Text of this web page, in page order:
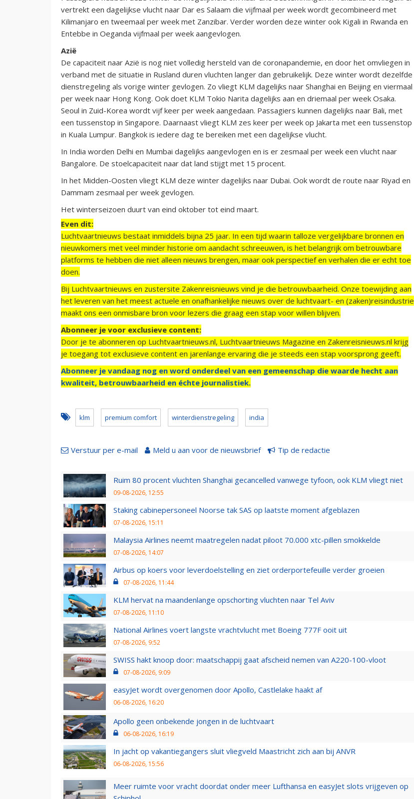
vertrekt een dagelijkse vlucht naar Dar es Salaam die vijfmaal per week wordt gecombineerd met
Kilimanjaro en tweemaal per week met Zanzibar. Verder worden deze winter ook Kigali in Rwanda en
Entebbe in Oeganda vijfmaal per week aangevlogen.
Azië
De capaciteit naar Azië is nog niet volledig hersteld van de coronapandemie, en door het omvliegen in
verband met de situatie in Rusland duren vluchten langer dan gebruikelijk. Deze winter wordt dezelfde
dienstregeling als vorige winter gevlogen. Zo vliegt KLM dagelijks naar Shanghai en Beijing en viermaal
per week naar Hong Kong. Ook doet KLM Tokio Narita dagelijks aan en driemaal per week Osaka.
Seoul in Zuid-Korea wordt vijf keer per week aangedaan. Passagiers kunnen dagelijks naar Bali, met
een tussenstop in Singapore. Daarnaast vliegt KLM zes keer per week op Jakarta met een tussenstop
in Kuala Lumpur. Bangkok is iedere dag te bereiken met een dagelijkse vlucht.
In India worden Delhi en Mumbai dagelijks aangevlogen en is er zesmaal per week een vlucht naar
Bangalore. De stoelcapaciteit naar dat land stijgt met 15 procent.
In het Midden-Oosten vliegt KLM deze winter dagelijks naar Dubai. Ook wordt de route naar Riyad en
Dammam zesmaal per week gevlogen.
Het winterseizoen duurt van eind oktober tot eind maart.
Even dit:
Luchtvaartnieuws bestaat inmiddels bijna 25 jaar. In een tijd waarin talloze vergelijkbare bronnen en
nieuwkomers met veel minder historie om aandacht schreeuwen, is het belangrijk om betrouwbare
platforms te hebben die niet alleen nieuws brengen, maar ook perspectief en verhalen die er echt toe
doen.
Bij Luchtvaartnieuws en zustersite Zakenreisnieuws vind je die betrouwbaarheid. Onze toewijding aan
het leveren van het meest actuele en onafhankelijke nieuws over de luchtvaart- en (zaken)reisindustrie
maakt ons een onmisbare bron voor lezers die graag een stap voor willen blijven.
Abonneer je voor exclusieve content:
Door je te abonneren op Luchtvaartnieuws.nl, Luchtvaartnieuws Magazine en Zakenreisnieuws.nl krijg
je toegang tot exclusieve content en jarenlange ervaring die je steeds een stap voorsprong geeft.
Abonneer je vandaag nog en word onderdeel van een gemeenschap die waarde hecht aan
kwaliteit, betrouwbaarheid en échte journalistiek.
klm premium comfort winterdienstregeling india
Verstuur per e-mail Meld u aan voor de nieuwsbrief Tip de redactie
Ruim 80 procent vluchten Shanghai gecancelled vanwege tyfoon, ook KLM vliegt niet
09-08-2026, 12:55
Staking cabinepersoneel Noorse tak SAS op laatste moment afgeblazen
07-08-2026, 15:11
Malaysia Airlines neemt maatregelen nadat piloot 70.000 xtc-pillen smokkelde
07-08-2026, 14:07
Airbus op koers voor leverdoelstelling en ziet orderportefeuille verder groeien
07-08-2026, 11:44
KLM hervat na maandenlange opschorting vluchten naar Tel Aviv
07-08-2026, 11:10
National Airlines voert langste vrachtvlucht met Boeing 777F ooit uit
07-08-2026, 9:52
SWISS hakt knoop door: maatschappij gaat afscheid nemen van A220-100-vloot
07-08-2026, 9:09
easyJet wordt overgenomen door Apollo, Castlelake haakt af
06-08-2026, 16:20
Apollo geen onbekende jongen in de luchtvaart
06-08-2026, 16:19
In jacht op vakantiegangers sluit vliegveld Maastricht zich aan bij ANVR
06-08-2026, 15:56
Meer ruimte voor vracht doordat onder meer Lufthansa en easyJet slots vrijgeven op